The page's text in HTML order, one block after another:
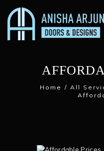
Home All